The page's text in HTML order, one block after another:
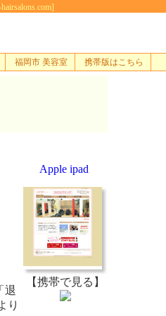
福岡市 美容室 携帯版はこちら
退
り
Apple ipad
【携帯で見る】